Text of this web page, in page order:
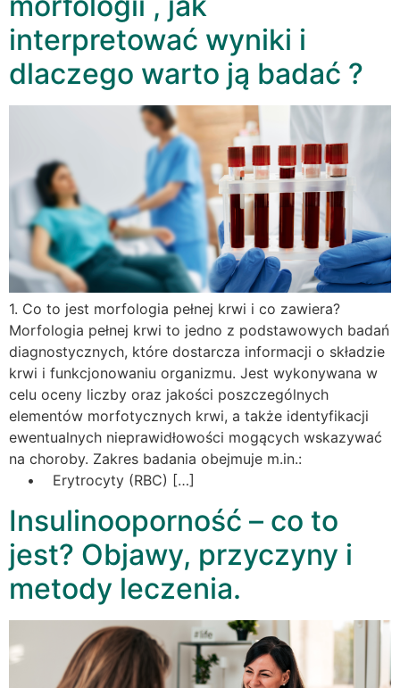
interpretować wyniki i
dlaczego warto ją badać ?
1. Co to jest morfologia pełnej krwi i co zawiera?
Morfologia pełnej krwi to jedno z podstawowych badań
diagnostycznych, które dostarcza informacji o składzie
krwi i funkcjonowaniu organizmu. Jest wykonywana w
celu oceny liczby oraz jakości poszczególnych
elementów morfotycznych krwi, a także identyfikacji
ewentualnych nieprawidłowości mogących wskazywać
na choroby. Zakres badania obejmuje m.in.:
• Erytrocyty (RBC) […]
Insulinooporność – co to
jest? Objawy, przyczyny i
metody leczenia.